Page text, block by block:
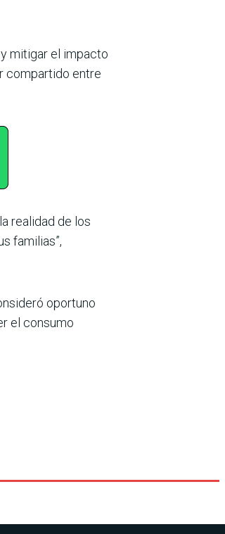
mitigar el impacto
compartido entre
realidad de los
familias”,
oportuno
el consumo